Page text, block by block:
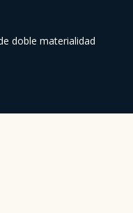
doble materialidad